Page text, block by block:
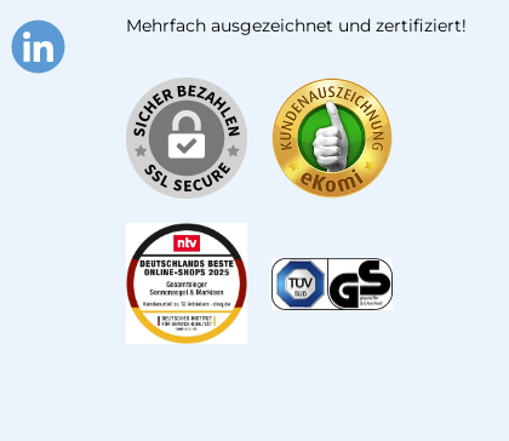
LinkedIn
Mehrfach ausgezeichnet und zertifiziert!